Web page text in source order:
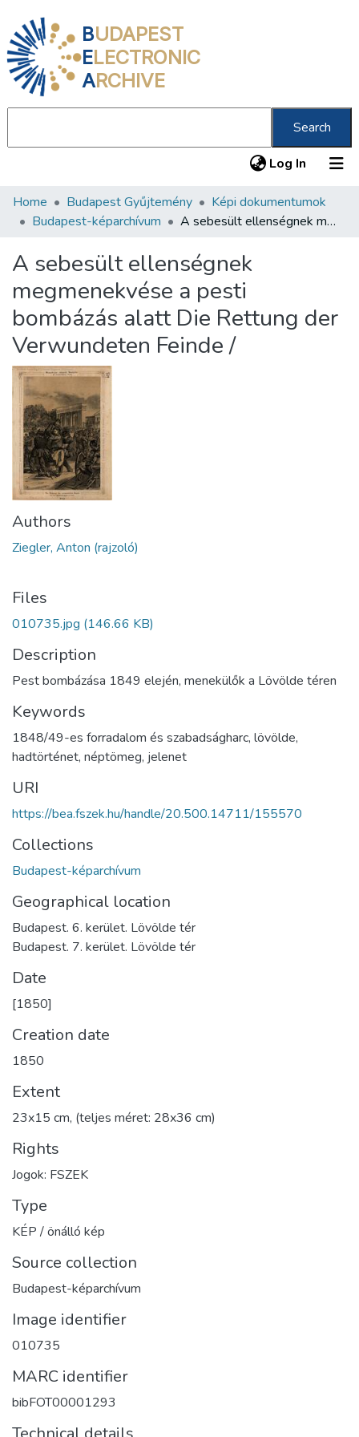
BUDAPEST
ELECTRONIC
ARCHIVE
Search
Log In (current)
Communities & Collections
Statistics
About us
Home Budapest Gyűjtemény
Képi dokumentumok
Budapest-képarchívum
A sebesült ellenségnek megmenekvése a pesti bombázás alatt Die Rettung der Verwundeten Feinde /
A sebesült ellenségnek
megmenekvése a pesti
bombázás alatt Die Rettung der
Verwundeten Feinde /
Authors
Ziegler, Anton (rajzoló)
Files
010735.jpg (146.66 KB)
Description
Pest bombázása 1849 elején, menekülők a Lövölde téren
Keywords
1848/49-es forradalom és szabadságharc, lövölde,
hadtörténet, néptömeg, jelenet
URI
https://bea.fszek.hu/handle/20.500.14711/155570
Collections
Budapest-képarchívum
Geographical location
Budapest. 6. kerület. Lövölde tér
Budapest. 7. kerület. Lövölde tér
Date
[1850]
Creation date
1850
Extent
23x15 cm, (teljes méret: 28x36 cm)
Rights
Jogok: FSZEK
Type
KÉP / önálló kép
Source collection
Budapest-képarchívum
Image identifier
010735
MARC identifier
bibFOT00001293